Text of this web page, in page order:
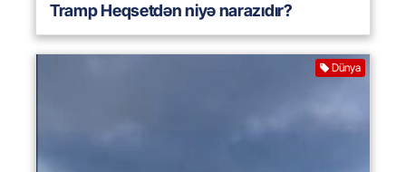
Tramp Heqsetdən niyə narazıdır?
Dünya